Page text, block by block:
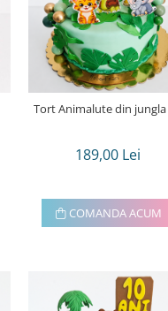
Tort Animalute din jungla
189,00 Lei
COMANDA ACUM